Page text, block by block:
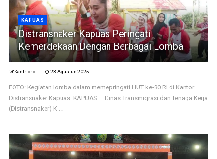
KAPUAS
Distransnaker Kapuas Peringati
Kemerdekaan Dengan Berbagai Lomba
Sastriono 23 Agustus 2025
FOTO: Kegiatan lomba dalam memepringati HUT ke-80 RI di Kantor
Distransnaker Kapuas. KAPUAS – Dinas Transmigrasi dan Tenaga Kerja
(Distransnaker) K ...